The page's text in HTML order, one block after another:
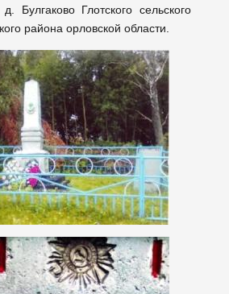
Булгаково Глотского сельского
района орловской области.